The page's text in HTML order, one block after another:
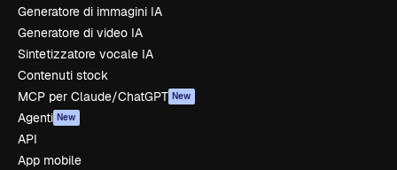
Generatore di immagini IA
Generatore di video IA
Sintetizzatore vocale IA
Contenuti stock
MCP per Claude/ChatGPT New
Agenti New
API
App mobile